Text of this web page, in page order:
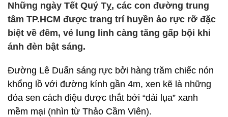
Những ngày Tết Quý Tỵ, các con đường trung
tâm TP.HCM được trang trí huyền ảo rực rỡ đặc
biệt về đêm, vẻ lung linh càng tăng gấp bội khi
ánh đèn bật sáng.
Đường Lê Duẩn sáng rực bởi hàng trăm chiếc nón
khổng lồ với đường kính gần 4m, xen kẽ là những
đóa sen cách điệu được thắt bởi “dải lụa” xanh
mềm mại (nhìn từ Thảo Cầm Viên).